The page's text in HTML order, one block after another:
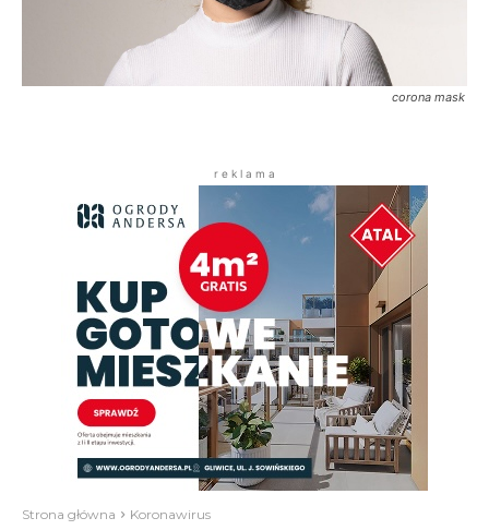
corona mask
r e k l a m a
Strona główna Koronawirus